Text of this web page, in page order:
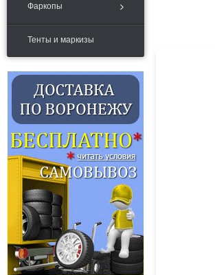
Фаркопы
Тенты и маркизы